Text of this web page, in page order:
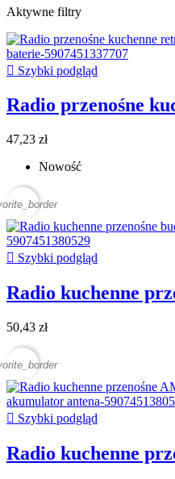
Aktywne filtry
 Szybki podgląd
Radio przenośne
47,23 zł
Nowość
 Szybki podgląd
Radio kuchenne
50,43 zł
 Szybki podgląd
Radio kuchenne